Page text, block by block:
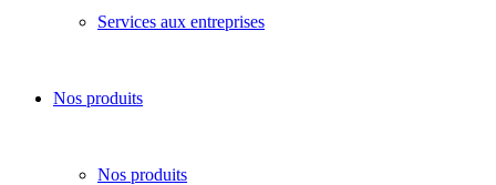
Services aux entreprises
Nos produits
Nos produits